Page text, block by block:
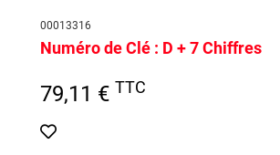
00013316
Numéro de Clé : D + 7 Chiffres
79,11 € TTC